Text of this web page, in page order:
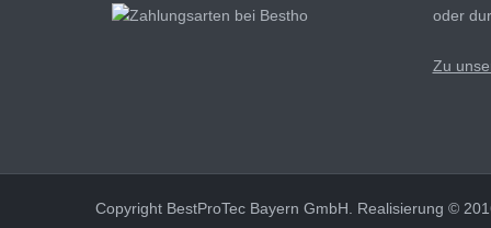
oder
Zu
Copyright BestProTec Bayern GmbH. Realisierung ©